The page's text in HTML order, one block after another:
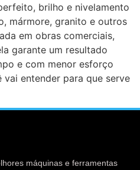
brilho e nivelamento
mármore, granito e outros
em obras comerciais,
garante um resultado
e com menor esforço
entender para que serve
máquinas e ferramentas